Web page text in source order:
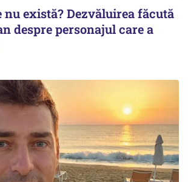
nu există? Dezvăluirea făcută
despre personajul care a